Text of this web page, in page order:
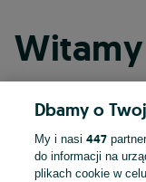
Dbamy o
My i nasi447
do informacji na
plikach cookie w